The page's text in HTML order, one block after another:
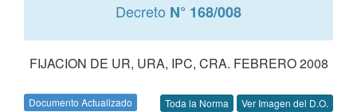
Decreto N° 168/008
FIJACION DE UR, URA, IPC, CRA. FEBRERO 2008
Documento Actualizado Toda la Norma Ver Imagen del D.O.